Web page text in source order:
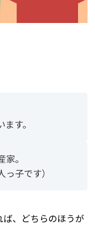
す。
。
っ子です）
ば、どちらのほうが